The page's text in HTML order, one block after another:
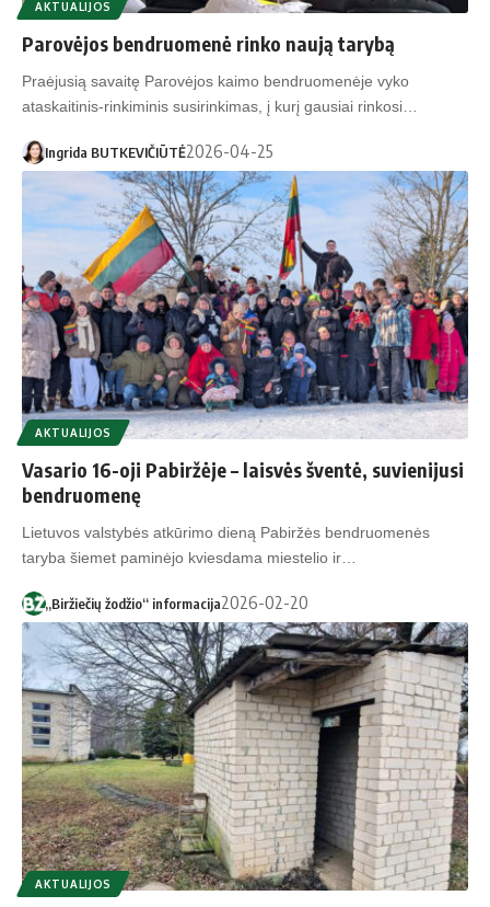
AKTUALIJOS
Parovėjos bendruomenė rinko naują tarybą
Praėjusią savaitę Parovėjos kaimo bendruomenėje vyko
ataskaitinis-rinkiminis susirinkimas, į kurį gausiai rinkosi…
Ingrida BUTKEVIČIŪTĖ2026-04-25
AKTUALIJOS
Vasario 16-oji Pabiržėje – laisvės šventė, suvienijusi
bendruomenę
Lietuvos valstybės atkūrimo dieną Pabiržės bendruomenės
taryba šiemet paminėjo kviesdama miestelio ir…
„Biržiečių žodžio“ informacija2026-02-20
AKTUALIJOS